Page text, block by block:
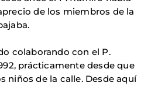
de los miembros de la
colaborando con el P.
prácticamente desde que
niños de la calle. Desde aquí